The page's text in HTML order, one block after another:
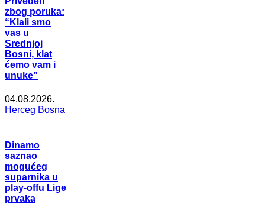
zbog poruka:
“Klali smo
vas u
Srednjoj
Bosni, klat
ćemo vam i
unuke”
04.08.2026.
Herceg Bosna
Dinamo
saznao
mogućeg
suparnika u
play-offu Lige
prvaka